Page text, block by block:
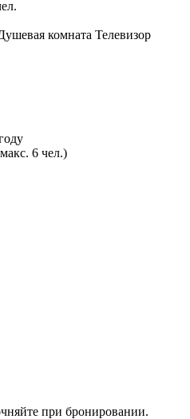
комната Телевизор
6 чел.)
при бронировании.